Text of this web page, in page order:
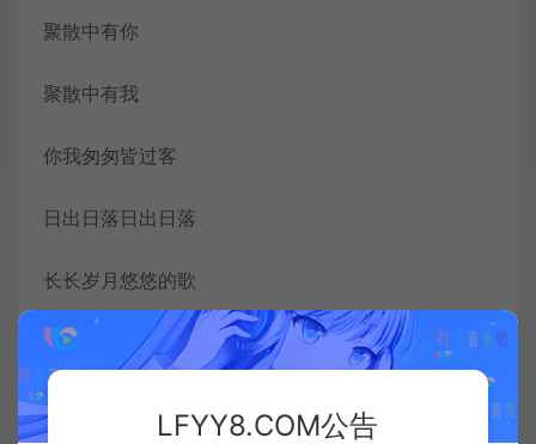
聚散中有你
聚散中有我
你我匆匆皆过客
日出日落日出日落
长长岁月悠悠的歌
一滴苦酒就是史书一册
一滴热血就是丰碑一座
LFYY8.COM公告